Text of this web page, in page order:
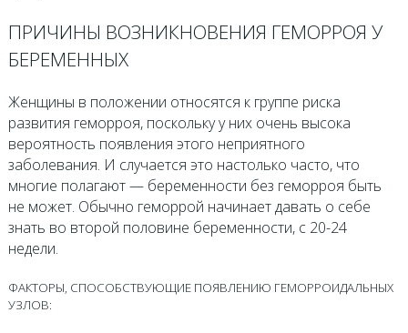
ПРИЧИНЫ ВОЗНИКНОВЕНИЯ ГЕМОРРОЯ У
БЕРЕМЕННЫХ
Женщины в положении относятся к группе риска
развития геморроя, поскольку у них очень высока
вероятность появления этого неприятного
заболевания. И случается это настолько часто, что
многие полагают — беременности без геморроя быть
не может. Обычно геморрой начинает давать о себе
знать во второй половине беременности, с 20-24
недели.
ФАКТОРЫ, СПОСОБСТВУЮЩИЕ ПОЯВЛЕНИЮ ГЕМОРРОИДАЛЬНЫХ
УЗЛОВ: